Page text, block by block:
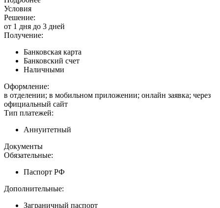
Условия
Решение:
от 1 дня до 3 дней
Получение:
Банковская карта
Банковский счет
Наличными
Оформление:
в отделении; в мобильном приложении; онлайн заявка; через
официальный сайт
Тип платежей:
Аннуитетный
Документы
Обязательные:
Паспорт РФ
Дополнительные:
Заграничный паспорт